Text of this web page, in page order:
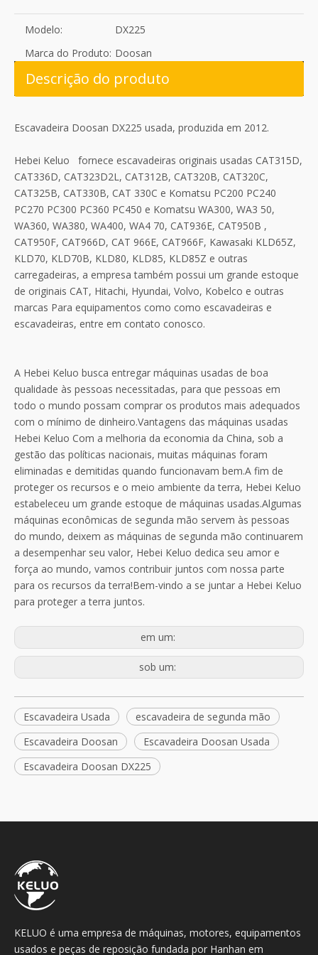
Modelo:
DX225
Marca do Produto: Doosan
Descrição do produto
Escavadeira Doosan DX225 usada, produzida em 2012.
Hebei Keluo fornece escavadeiras originais usadas CAT315D,
CAT336D, CAT323D2L, CAT312B, CAT320B, CAT320C,
CAT325B, CAT330B, CAT 330C e Komatsu PC200 PC240
PC270 PC300 PC360 PC450 e Komatsu WA300, WA3 50,
WA360, WA380, WA400, WA4 70, CAT936E, CAT950B ,
CAT950F, CAT966D, CAT 966E, CAT966F, Kawasaki KLD65Z,
KLD70, KLD70B, KLD80, KLD85, KLD85Z e outras
carregadeiras, a empresa também possui um grande estoque
de originais CAT, Hitachi, Hyundai, Volvo, Kobelco e outras
marcas Para equipamentos como como escavadeiras e
escavadeiras, entre em contato conosco.
A Hebei Keluo busca entregar máquinas usadas de boa
qualidade às pessoas necessitadas, para que pessoas em
todo o mundo possam comprar os produtos mais adequados
com o mínimo de dinheiro.Vantagens das máquinas usadas
Hebei Keluo Com a melhoria da economia da China, sob a
gestão das políticas nacionais, muitas máquinas foram
eliminadas e demitidas quando funcionavam bem.A fim de
proteger os recursos e o meio ambiente da terra, Hebei Keluo
estabeleceu um grande estoque de máquinas usadas.Algumas
máquinas econômicas de segunda mão servem às pessoas
do mundo, deixem as máquinas de segunda mão continuarem
a desempenhar seu valor, Hebei Keluo dedica seu amor e
força ao mundo, vamos contribuir juntos com nossa parte
para os recursos da terra!Bem-vindo a se juntar a Hebei Keluo
para proteger a terra juntos.
em um:
sob um:
Escavadeira Usada
escavadeira de segunda mão
Escavadeira Doosan
Escavadeira Doosan Usada
Escavadeira Doosan DX225
KELUO é uma empresa de máquinas, motores, equipamentos
usados ​​e peças de reposição fundada por Hanhan em